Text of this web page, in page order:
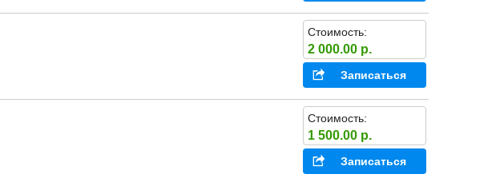
Стоимость:
2 000.00 р.
Записаться
Стоимость:
1 500.00 р.
Записаться